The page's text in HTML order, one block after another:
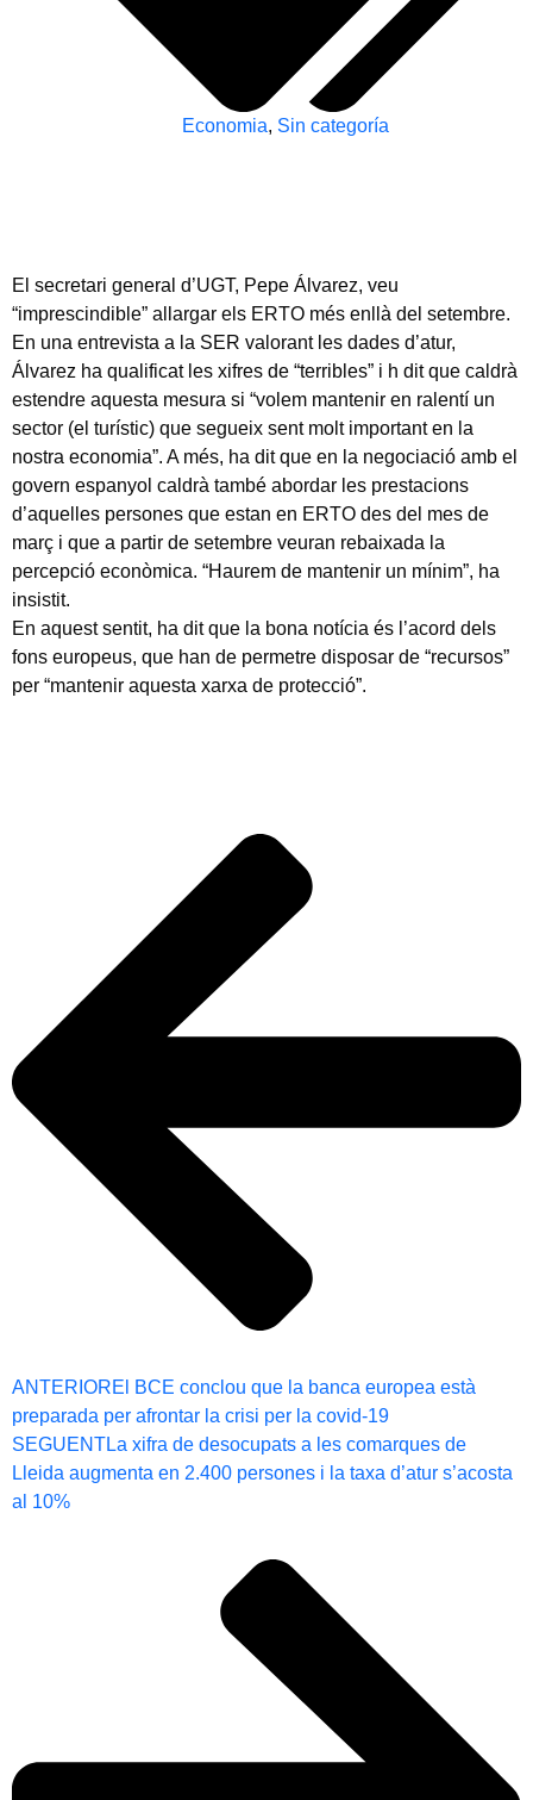
Economia, Sin categoría
El secretari general d’UGT, Pepe Álvarez, veu
“imprescindible” allargar els ERTO més enllà del setembre.
En una entrevista a la SER valorant les dades d’atur,
Álvarez ha qualificat les xifres de “terribles” i h dit que caldrà
estendre aquesta mesura si “volem mantenir en ralentí un
sector (el turístic) que segueix sent molt important en la
nostra economia”. A més, ha dit que en la negociació amb el
govern espanyol caldrà també abordar les prestacions
d’aquelles persones que estan en ERTO des del mes de
març i que a partir de setembre veuran rebaixada la
percepció econòmica. “Haurem de mantenir un mínim”, ha
insistit.
En aquest sentit, ha dit que la bona notícia és l’acord dels
fons europeus, que han de permetre disposar de “recursos”
per “mantenir aquesta xarxa de protecció”.
ANTERIOREl BCE conclou que la banca europea està
preparada per afrontar la crisi per la covid-19
SEGUENTLa xifra de desocupats a les comarques de
Lleida augmenta en 2.400 persones i la taxa d’atur s’acosta
al 10%